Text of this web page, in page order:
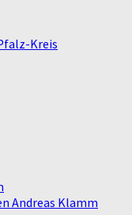
Kreis
Andreas Klamm